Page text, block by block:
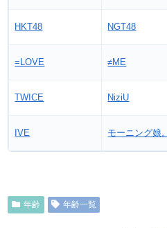
HKT48 NGT48
=LOVE ≠ME
TWICE NiziU
IVE モーニング娘。
年齢 年齢一覧